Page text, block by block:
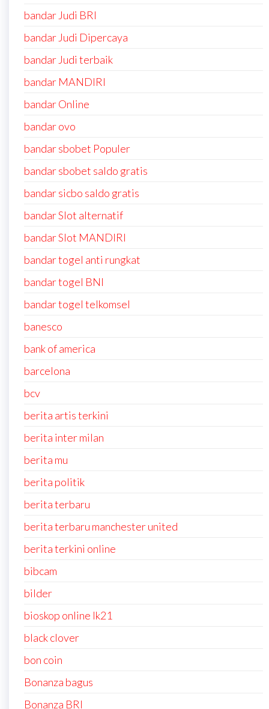
bandar Judi BRI
bandar Judi Dipercaya
bandar Judi terbaik
bandar MANDIRI
bandar Online
bandar ovo
bandar sbobet Populer
bandar sbobet saldo gratis
bandar sicbo saldo gratis
bandar Slot alternatif
bandar Slot MANDIRI
bandar togel anti rungkat
bandar togel BNI
bandar togel telkomsel
banesco
bank of america
barcelona
bcv
berita artis terkini
berita inter milan
berita mu
berita politik
berita terbaru
berita terbaru manchester united
berita terkini online
bibcam
bilder
bioskop online lk21
black clover
bon coin
Bonanza bagus
Bonanza BRI